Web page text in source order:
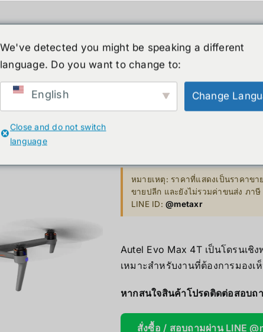
Accessories
B. Smart Glasses &
Wearables
Xreal
Microsoft Hololens 2
VGA Card
Mini/
人形机器人 新闻 服务 商店
Autel
หมายเหตุ: ราคาที่แสดงเป็นราคาขา
ขายปลีก และยังไม่รวมค่าขนส่ง ภา
LINE ID:@metaxr
Autel Evo Max 4T เป็นโดรนเ
เหมาะสำหรับงานที่ต้องการมอง
หากสนใจสินค้าโปรดติดต่อสอบถ
สั่งซื้อ / สอบถามผ่าน LINE
We've detected you might be speaking a different
language. Do you want to change to:
English Change
Close and do not switch
language